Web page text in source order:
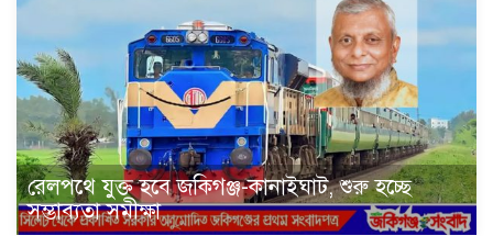
রেলপথে যুক্ত হবে জকিগঞ্জ-কানাইঘাট, শুরু হচ্ছে
সম্ভাব্যতা সমীক্ষা